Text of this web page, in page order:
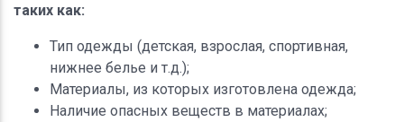
таких как:
Тип одежды (детская, взрослая, спортивная,
нижнее белье и т.д.);
Материалы, из которых изготовлена одежда;
Наличие опасных веществ в материалах;